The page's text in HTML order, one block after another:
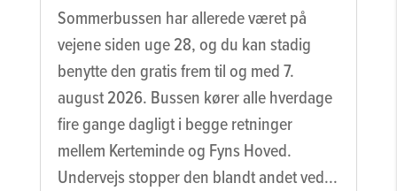
Sommerbussen har allerede været på
vejene siden uge 28, og du kan stadig
benytte den gratis frem til og med 7.
august 2026. Bussen kører alle hverdage
fire gange dagligt i begge retninger
mellem Kerteminde og Fyns Hoved.
Undervejs stopper den blandt andet ved...